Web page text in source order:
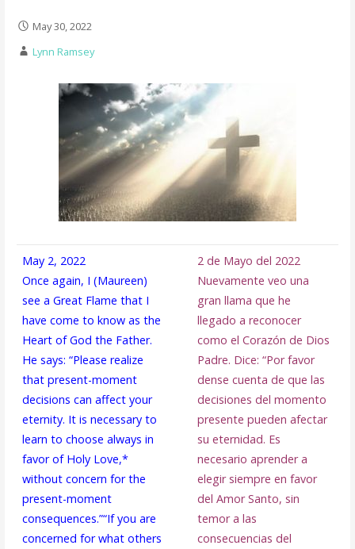
May 30, 2022
Lynn Ramsey
May 2, 2022
Once again, I (Maureen)
see a Great Flame that I
have come to know as the
Heart of God the Father.
He says: “Please realize
that present-moment
decisions can affect your
eternity. It is necessary to
learn to choose always in
favor of Holy Love,*
without concern for the
present-moment
consequences.”“If you are
concerned for what others
2 de Mayo del 2022
Nuevamente veo una
gran llama que he
llegado a reconocer
como el Corazón de Dios
Padre. Dice: “Por favor
dense cuenta de que las
decisiones del momento
presente pueden afectar
su eternidad. Es
necesario aprender a
elegir siempre en favor
del Amor Santo, sin
temor a las
consecuencias del